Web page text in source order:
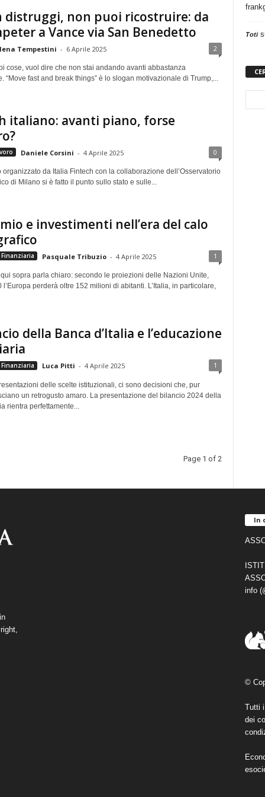
distruggi, non puoi ricostruire: da
a Vance via San Benedetto
Tempestini - 6 Aprile 2025 2
cose, vuol dire che non stai andando avanti abbastanza
“Move fast and break things” è lo slogan motivazionale di Trump,...
italiano: avanti piano, forse
Daniele Corsini - 4 Aprile 2025 0
organizzato da Italia Fintech con la collaborazione dell’Osservatorio
di Milano si è fatto il punto sullo stato e sulle...
e investimenti nell’era del calo
Pasquale Tribuzio - 4 Aprile 2025 1
qui sopra parla chiaro: secondo le proiezioni delle Nazioni Unite,
l’Europa perderà oltre 152 milioni di abitanti. L’Italia, in particolare,
della Banca d’Italia e l’educazione
Luca Pitti - 4 Aprile 2025 1
delle scelte istituzionali, ci sono decisioni che, pur
un retrogusto amaro. La presentazione del bilancio 2024 della
rientra perfettamente...
Page 1 of 2
Toti
In
info
©
Tutti
dei